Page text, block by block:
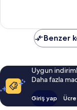
yorum
Benzer
Uygun
Daha fazla
Giriş yap